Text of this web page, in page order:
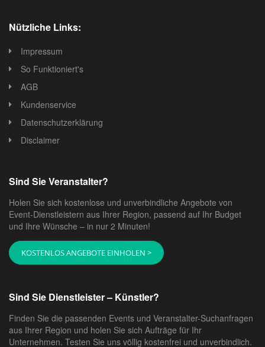
Nützliche Links:
Impressum
So Funktioniert's
AGB
Kundenservice
Datenschutzerklärung
Disclaimer
Sind Sie Veranstalter?
Holen Sie sich kostenlose und unverbindliche Angebote von
Event-Dienstleistern aus Ihrer Region, passend auf Ihr Budget
und Ihre Wünsche – in nur 2 Minuten!
KOSTENLOS ANGEBOTE EINHOLEN >
Sind Sie Dienstleister – Künstler?
Finden Sie die passenden Events und Veranstalter-Suchanfragen
aus Ihrer Region und holen Sie sich Aufträge für Ihr
Unternehmen. Testen Sie uns völlig kostenfrei und unverbindlich.